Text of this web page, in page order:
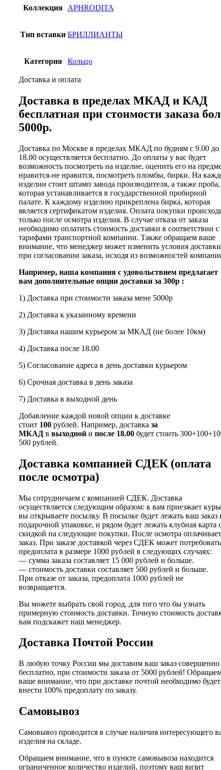
Коллекция APHRODITA
Тип вставки БРИЛЛИАНТЫ
Категория Кольцо
Доставка и оплата
Доставка в пределах МКАД и КАД
бесплатная при стоимости заказа
5000р.
Доставка по Москве в пределах МКАД по будням с 9.00 до
18.00 осуществляется бесплатно. До оплаты у вас будет
возможность посмотреть на изделие, оценить его на
нравится-не нравится, посмотреть пломбы, бирки. На
изделии стоит штамп завода производителя, а также проба,
которая устанавливается в государственной пробирной
палате. К каждому изделию прикреплена бирка, которая
является сертификатом изделия. Оплата покупки
только после осмотра изделия. В случае отказа от заказа
необходимо оплатить стоимость доставки в соответствии с
тарифами транспортной компании. Также обращаем ваше
внимание, что менеджер может изменить условия доставки
при согласовании заказа, исходя из возможностей
Например, наша компания с удовольствием предлагает
вам дополнительные опции доставки за 300р :
1) Доставка при стоимости заказа мене 5000р
2) Доставка к указанному времени
3) Доставка нашим курьером за МКАД (не более 10км)
4) Доставка после 18.00
5) Согласование адреса в день доставки курьером
6) Срочная доставка в день заказа
7) Доставка в выходной день
Добавление каждой новой опции к доставке
стоит 100 рублей. Например, доставка за
МКАД в выходной и после 18.00 будет стоить
500 рублей.
Доставка компанией СДЕК (оплата
после осмотра)
Мы сотрудничаем с компанией СДЕК. Доставка
осуществляется следующим образом: к вам приезжает
вы открываете посылку. В посылке будет лежать ваш заказ
подарочной упаковке, и рядом будет лежать клубная карта
скидкой на следующие покупки. После осмотра
заказ. При заказе доставкой через СДЕК может
предоплата в размере 1000 рублей в следующих случаях:
— сумма заказа составляет 15 000 рублей и больше.
— стоимость доставки составляет 500 рублей и больше.
При отказе от заказа, предоплата 1000 рублей не
возвращается.
Вы можете выбрать свой город, для того что бы узнать
примерную стоимость доставки. Точную стоимость
вам подскажет наш менеджер.
Доставка Почтой России
В любую точку России мы доставим ваш заказ совершенно
бесплатно, при стоимости заказа от 5000 рублей!
ваше внимание, что при доставке почтой необходимо будет
внести 100% предоплату по заказу.
Самовывоз
Самовывоз проводится в случае наличия интересующего
изделия на складе.
Обращаем внимание, что в пункте самовывоза находится
ограниченное количество изделий, поэтому ваш визит